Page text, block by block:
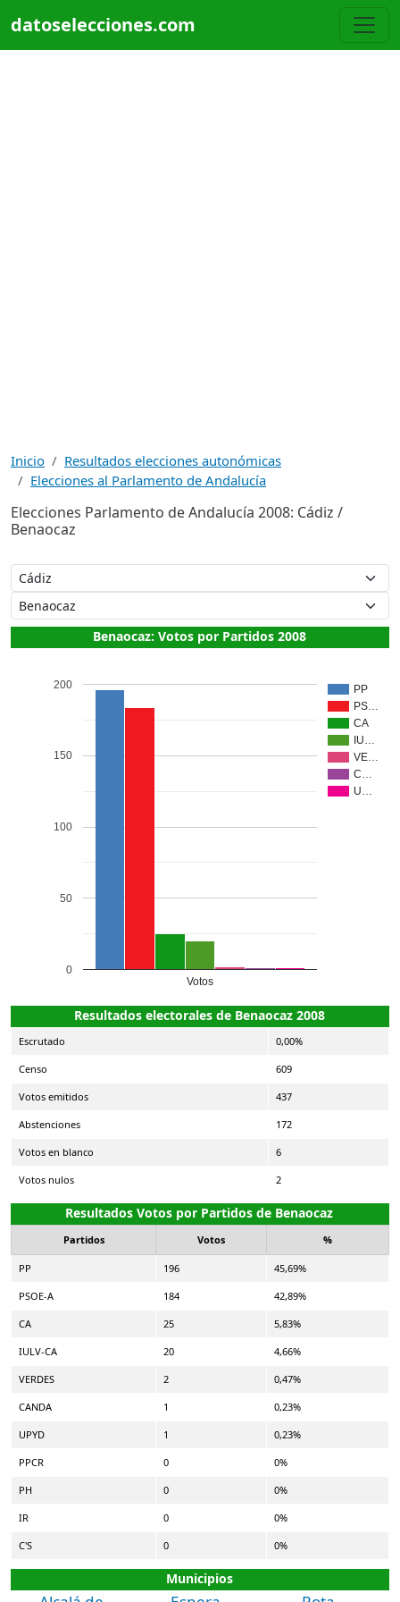
datoselecciones.com
Inicio
Resultados elecciones autonómicas
Elecciones al Parlamento de Andalucía
Elecciones Parlamento de Andalucía 2008: Cádiz /
Benaocaz
Benaocaz: Votos por Partidos 2008
PP
PS…
CA
IU…
VE…
C…
U…
Votos
0
50
100
150
200
Resultados electorales de Benaocaz 2008
Escrutado 0,00%
Censo 609
Votos emitidos 437
Abstenciones 172
Votos en blanco 6
Votos nulos 2
Resultados Votos por Partidos de Benaocaz
Partidos Votos %
PP 196 45,69%
PSOE-A 184 42,89%
CA 25 5,83%
IULV-CA 20 4,66%
VERDES 2 0,47%
CANDA 1 0,23%
UPYD 1 0,23%
PPCR 0 0%
PH 0 0%
IR 0 0%
C'S 0 0%
Municipios